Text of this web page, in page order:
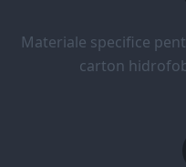
Materiale specifice
carton